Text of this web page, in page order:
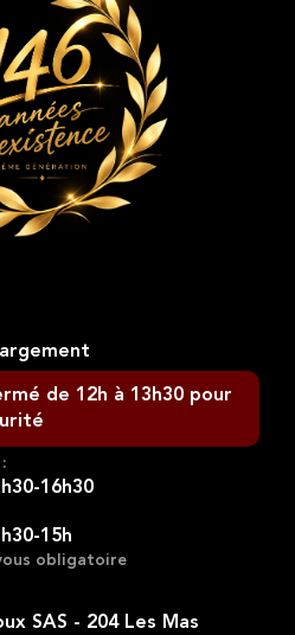
de 12h à 13h30 pour
16h30
15h
obligatoire
SAS - 204 Les Mas